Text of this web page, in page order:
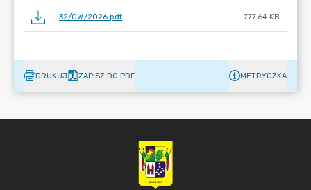
32/OW/2026.pdf 777.64 KB
DRUKUJ ZAPISZ DO PDF METRYCZKA